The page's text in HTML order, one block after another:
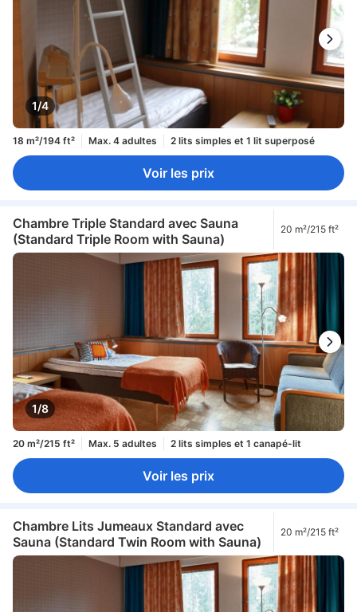
1/4
18 m²/194 ft² Max. 4 adultes 2 lits simples et 1 lit superposé
Voir les prix
Chambre Triple Standard avec Sauna
(Standard Triple Room with Sauna)
20 m²/215 ft²
1/8
20 m²/215 ft² Max. 5 adultes 2 lits simples et 1 canapé-lit
Voir les prix
Chambre Lits Jumeaux Standard avec
Sauna (Standard Twin Room with Sauna)
20 m²/215 ft²